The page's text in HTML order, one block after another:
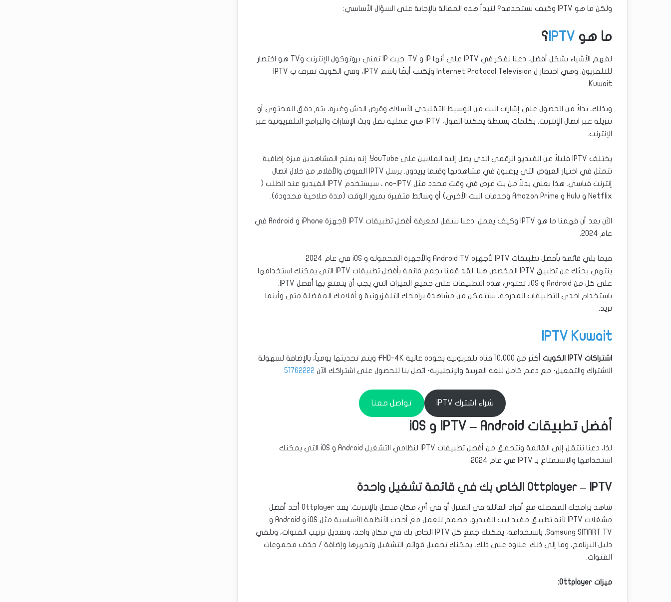
ولكن ما هو IPTV وكيف نستخدمه؟ لنبدأ هذه المقالة بالإجابة على السؤال الأساسي:
ما هو IPTV؟
لفهم الأشياء بشكل أفضل، دعنا نفكر في IPTV على أنها IP و TV. حيث IP تعني بروتوكول الإنترنت وTV هو اختصار
للتلفزيون. وهي اختصار ل Internet Protocol Television ويُكتب أيضًا باسم IPTV، وفي الكويت تعرف ب IPTV
Kuwait.
وبذلك، بدلاً من الحصول على إشارات البث من الوسيط التقليدي الأسلاك وقرص الدش وغيره، يتم دفق المحتوى أو
تنزيله عبر اتصال الإنترنت. بكلمات بسيطة يمكننا القول، IPTV هي عملية نقل وبث الإشارات والبرامج التلفزيونية عبر
الإنترنت.
يختلف IPTV قليلاً عن الفيديو الرقمي الذي يصل إليه الملايين على YouTube. إنه يمنح المشاهدين ميزة إضافية
تتمثل في اختيار العروض التي يرغبون في مشاهدتها وقتما يريدون. يرسل IPTV العروض والأفلام من خلال اتصال
إنترنت قياسي. هذا يعني بدلاً من بث عرض في وقت محدد مثل no-IPTV ، سيستخدم IPTV الفيديو عند الطلب (
Netflix و Hulu و Amazon Prime وخدمات البث الأخرى) أو وسائط متغيرة بمرور الوقت (مدة صلاحية محدودة).
الآن بعد أن فهمنا ما هو IPTV وكيف يعمل. دعنا ننتقل لمعرفة أفضل تطبيقات IPTV لأجهزة iPhone و Android في
عام 2024.
فيما يلي قائمة بأفضل تطبيقات IPTV لأجهزة Android TV والأجهزة المحمولة و iOS في عام 2024
ينتهي بحثك عن تطبيق IPTV المخصص هنا. لقد قمنا بجمع قائمة بأفضل تطبيقات IPTV التي يمكنك استخدامها
على كل من Android و iOS. تحتوي هذه التطبيقات على جميع الميزات التي يجب أن يتمتع بها أفضل IPTV.
باستخدام احدى التطبيقات المدرجة، ستتمكن من مشاهدة برامجك التلفزيونية و أفلامك المفضلة متى وأينما
تريد.
IPTV Kuwait
اشتراكات IPTV الكويت
أكثر من 10,000 قناة تلفزيونية بجودة عالية FHD-4K ويتم تحديثها يومياً، بالإضافة لسهولة
الاشتراك والتفعيل· مع دعم كامل للغة العربية والإنجليزية· اتصل بنا للحصول على اشتراكك الآن 51762222
شراء اشترك IPTV تواصل معنا
أفضل تطبيقات IPTV – Android و iOS
لذا، دعنا ننتقل إلى القائمة ونتحقق من أفضل تطبيقات IPTV لنظامي التشغيل Android و iOS التي يمكنك
استخدامها والاستمتاع بـ IPTV في عام 2024.
Ottplayer – IPTV الخاص بك في قائمة تشغيل واحدة
شاهد برامجك المفضلة مع أفراد العائلة في المنزل أو في أي مكان متصل بالإنترنت. يعد Ottplayer أحد أفضل
مشغلات IPTV لأنه تطبيق مفيد لبث الفيديو، مصمم للعمل مع أحدث الأنظمة الأساسية مثل iOS و Android و
Samsung SMART TV. باستخدامه، يمكنك جمع كل IPTV الخاص بك في مكان واحد، وتعديل ترتيب القنوات، وتلقي
دليل البرنامج، وما إلى ذلك. علاوة على ذلك، يمكنك تحميل قوائم التشغيل وتحريرها وإضافة / حذف مجموعات
القنوات.
ميزات Ottplayer: